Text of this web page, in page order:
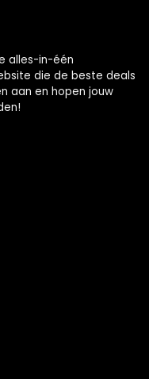
alles-in-één
die de beste deals
aan en hopen jouw